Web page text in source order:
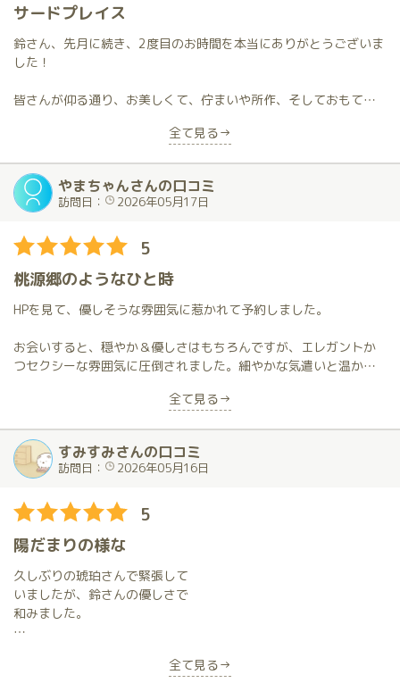
遠方に住んでいますが、これからも何度もお会いしたいキャスト
さんです。
サードプレイス
鈴さん、先月に続き、2度目のお時間を本当にありがとうございま
した！
皆さんが仰る通り、お美しくて、佇まいや所作、そしておもてな
私はいつもたくさんの元気をいただいています。
鈴さんと過ごす時間は、どういうわけかいつも一瞬で過ぎ去って
あまりの居心地の良さに時間を忘れてしまうのは、きっと鈴さん
が、今の私には見えないほど細やかなところまで心を配ってくだ
さっているから。
「目の前のあなたと過ごす一瞬一瞬を大切にしたい」
からこそ、驚くほど穏やかで、自然と優しい気持ちになれるのだ
鈴さんが創り出してくれるあの場所は、私にとっては自分を取り
戻すための、なくてはならない大切な「サードプレイス」です。
すでに多くのファンに愛されている理由が、今回でますますよく
そんな素敵な鈴さんなので、どんな方でも安心して心休まる時間
を過ごせるはず。
もし迷われている方がいれば、ぜひ一度足を運んでみてほしいで
す。
方が、この唯一無二の時間と空間に出会えることを願っていま
全て見る→
やまちゃんさんの口コミ
訪問日： 2026年05月17日
5
桃源郷のようなひと時
HPを見て、優しそうな雰囲気に惹かれて予約しました。
お会いすると、穏やか＆優しさはもちろんですが、エレガントか
つセクシーな雰囲気に圧倒されました。細やかな気遣いと温かな
ト、お尻にかけての素晴らしいライン。何より、想像の斜め上を
桃源郷のようなひと時を過ごし、癒しと活力をもらいました。
全て見る→
すみすみさんの口コミ
訪問日： 2026年05月16日
5
陽だまりの様な
久しぶりの琥珀さんで緊張して
いましたが、鈴さんの優しさで
和みました。
全て見る→